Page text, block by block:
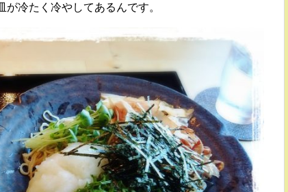
冷たく冷やしてあるんです。